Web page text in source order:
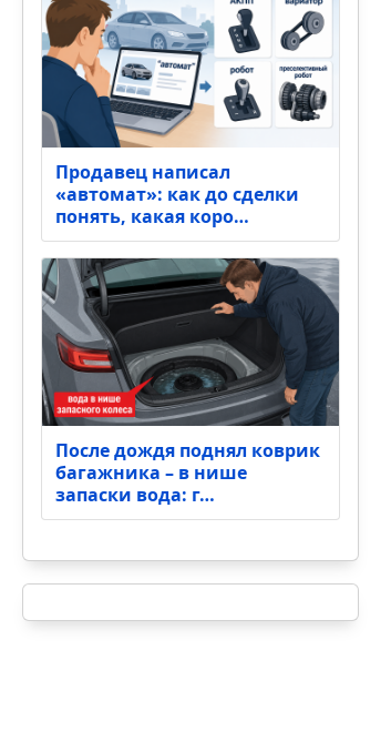
Продавец написал
«автомат»: как до сделки
понять, какая коро…
После дождя поднял коврик
багажника – в нише
запаски вода: г…